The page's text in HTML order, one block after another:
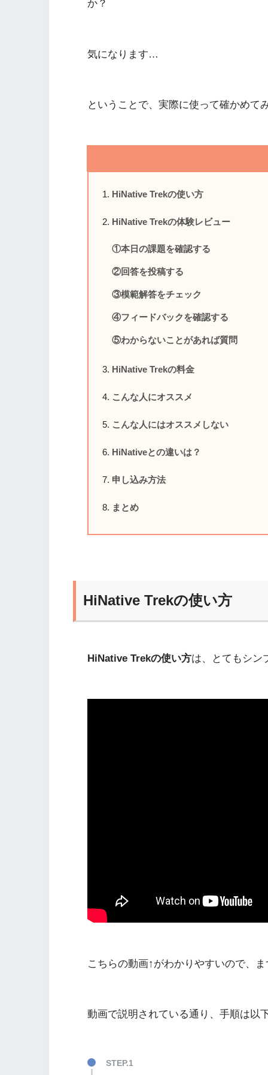
か？
気になります…
ということで、実際に使って確かめて
HiNative Trekの使い方
HiNative Trekの体験レビュー
①本日の課題を確認する
②回答を投稿する
③模範解答をチェック
④フィードバックを確認する
⑤わからないことがあれば質問
HiNative Trekの料金
こんな人にオススメ
こんな人にはオススメしない
HiNativeとの違いは？
申し込み方法
まとめ
HiNative Trekの使い方
HiNative Trekの使い方は、とてもシン
こちらの動画↑がわかりやすいので、ま
動画で説明されている通り、手順は以下
STEP.1